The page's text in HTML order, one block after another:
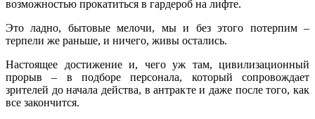
возможностью прокатиться в гардероб на лифте.
Это ладно, бытовые мелочи, мы и без этого потерпим –
терпели же раньше, и ничего, живы остались.
Настоящее достижение и, чего уж там, цивилизационный
прорыв – в подборе персонала, который сопровождает
зрителей до начала действа, в антракте и даже после того, как
все закончится.